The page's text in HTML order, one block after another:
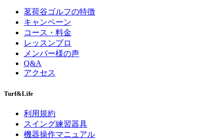
茗荷谷ゴルフの特徴
キャンペーン
コース・料金
レッスンプロ
メンバー様の声
Q&A
アクセス
Turf&Life
利用規約
スイング練習器具
機器操作マニュアル